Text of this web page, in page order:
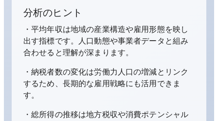
分析のヒント
・平均年収は地域の産業構造や雇用形態を映し
出す指標です。人口動態や事業者データと組み
合わせると理解が深まります。
・納税者数の変化は労働力人口の増減とリンク
するため、長期的な雇用戦略にも活用できま
す。
・総所得の推移は地方税収や消費ポテンシャル